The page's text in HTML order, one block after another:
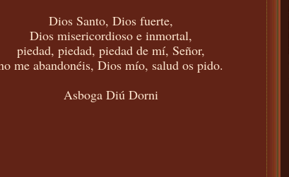
Dios Santo, Dios fuerte,
Dios misericordioso e inmortal,
piedad, piedad, piedad de mí, Señor,
me abandonéis, Dios mío, salud os pido.
Asboga Diú Dorni